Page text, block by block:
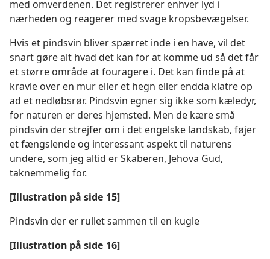
med omverdenen. Det registrerer enhver lyd i
nærheden og reagerer med svage kropsbevægelser.
Hvis et pindsvin bliver spærret inde i en have, vil det
snart gøre alt hvad det kan for at komme ud så det får
et større område at fouragere i. Det kan finde på at
kravle over en mur eller et hegn eller endda klatre op
ad et nedløbsrør. Pindsvin egner sig ikke som kæledyr,
for naturen er deres hjemsted. Men de kære små
pindsvin der strejfer om i det engelske landskab, føjer
et fængslende og interessant aspekt til naturens
undere, som jeg altid er Skaberen, Jehova Gud,
taknemmelig for.
[Illustration på side 15]
Pindsvin der er rullet sammen til en kugle
[Illustration på side 16]